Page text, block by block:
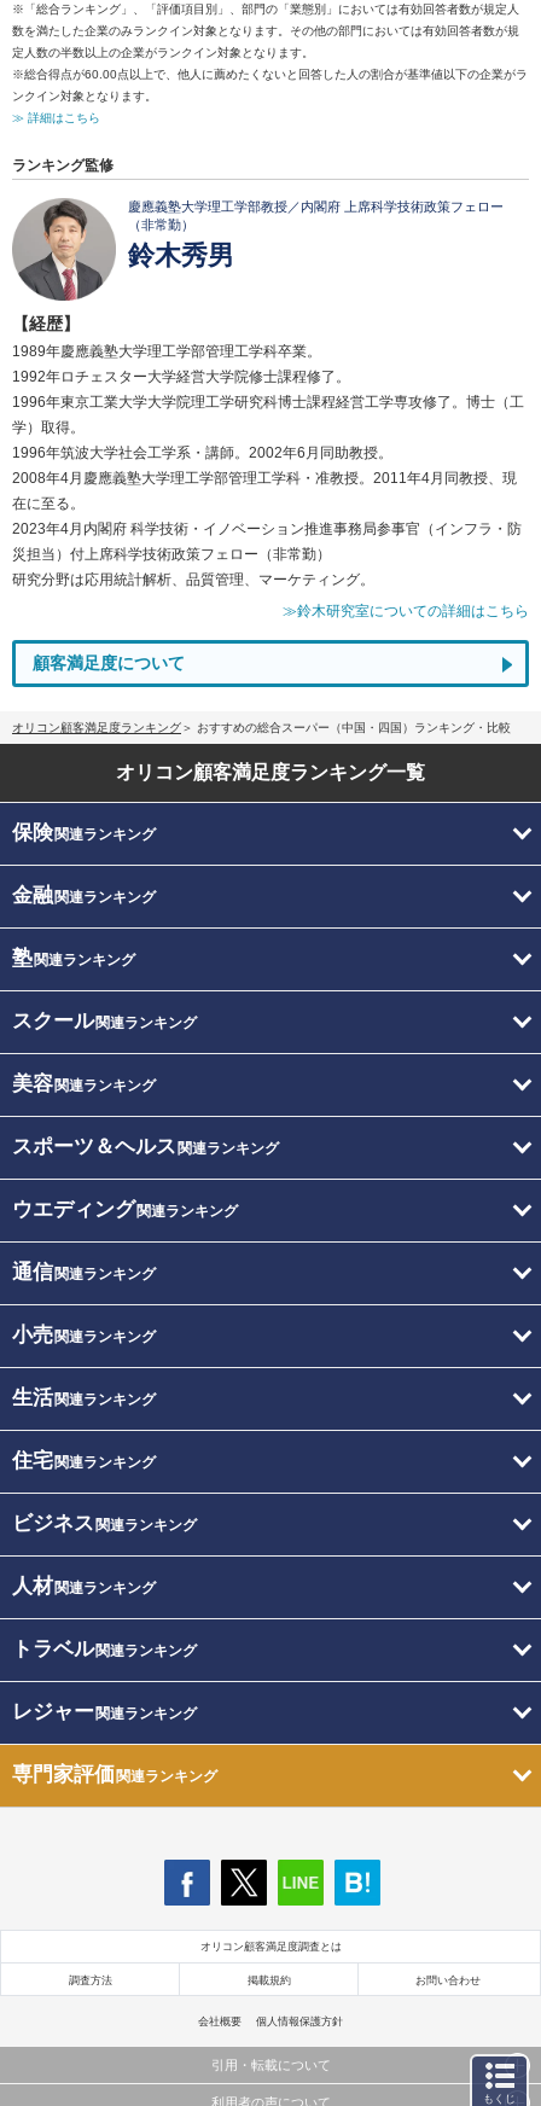
※「総合ランキング」、「評価項目別」、部門の「業態別」においては有効回答者数が規定人
数を満たした企業のみランクイン対象となります。その他の部門においては有効回答者数が規
定人数の半数以上の企業がランクイン対象となります。
※総合得点が60.00点以上で、他人に薦めたくないと回答した人の割合が基準値以下の企業がラ
ンクイン対象となります。
≫ 詳細はこちら
ランキング監修
慶應義塾大学理工学部教授／内閣府 上席科学技術政策フェロー
（非常勤）
鈴木秀男
【経歴】
1989年慶應義塾大学理工学部管理工学科卒業。
1992年ロチェスター大学経営大学院修士課程修了。
1996年東京工業大学大学院理工学研究科博士課程経営工学専攻修了。博士（工
学）取得。
1996年筑波大学社会工学系・講師。2002年6月同助教授。
2008年4月慶應義塾大学理工学部管理工学科・准教授。2011年4月同教授、現
在に至る。
2023年4月内閣府 科学技術・イノベーション推進事務局参事官（インフラ・防
災担当）付上席科学技術政策フェロー（非常勤）
研究分野は応用統計解析、品質管理、マーケティング。
≫鈴木研究室についての詳細はこちら
顧客満足度について
オリコン顧客満足度ランキング おすすめの総合スーパー（中国・四国）ランキング・比較
オリコン顧客満足度ランキング一覧
保険関連ランキング
金融関連ランキング
塾関連ランキング
スクール関連ランキング
美容関連ランキング
スポーツ＆ヘルス 関連ランキング
ウエディング関連ランキング
通信関連ランキング
小売関連ランキング
生活関連ランキング
住宅関連ランキング
ビジネス 関連ランキング
人材関連ランキング
トラベル関連ランキング
レジャー関連ランキング
専門家評価関連ランキング
オリコン顧客満足度調査とは
調査方法 掲載規約 お問い合わせ
会社概要 個人情報保護方針
引用・転載について
利用者の声について もくじ